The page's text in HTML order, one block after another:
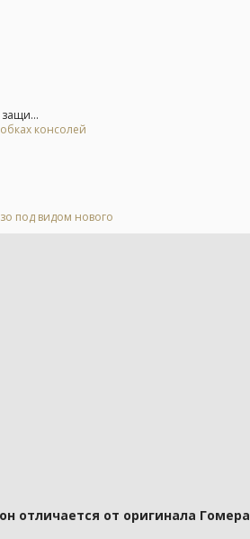
консолей
под видом нового
отличается от оригинала Гомера